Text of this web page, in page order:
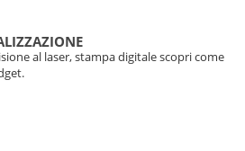
al laser, stampa digitale scopri come